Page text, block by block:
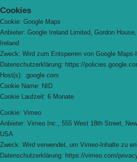
Cookies
Cookie: Google Maps
Anbieter: Google Ireland Limited, Gordon
Ireland
Zweck: Wird zum Entsperren von Google Maps-
Datenschutzerklärung: https://
Host(s): .google.com
Cookie Name: NID
Cookie Laufzeit: 6 Monate
Cookie: Vimeo
Anbieter: Vimeo Inc., 555 West 18th Street,
USA
Zweck: Wird verwendet, um Vimeo-Inhalte zu
Datenschutzerklärung: https://vimeo.com/